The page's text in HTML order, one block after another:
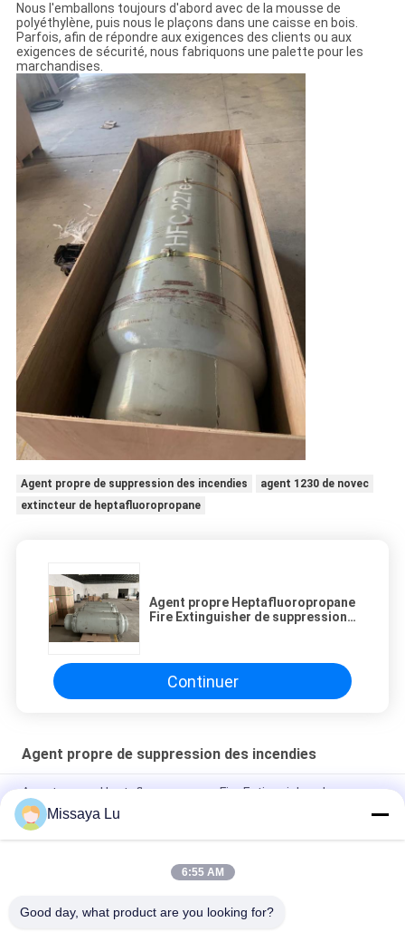
Nous l'emballons toujours d'abord avec de la mousse de
polyéthylène, puis nous le plaçons dans une caisse en bois.
Parfois, afin de répondre aux exigences des clients ou aux
exigences de sécurité, nous fabriquons une palette pour les
marchandises.
Agent propre de suppression des incendies
agent 1230 de novec
extincteur de heptafluoropropane
Agent propre Heptafluoropropane
Fire Extinguisher de suppression
Continuer
Agent propre de suppression des incendies
Agent propre Heptafluoropropane Fire Extinguisher de
suppression des incendies FM200 pour la bibliothèque
Agents anti-incendie FM200 écologiques sans pollution pour
Missaya Lu
6:55 AM
Good day, what product are you looking for?